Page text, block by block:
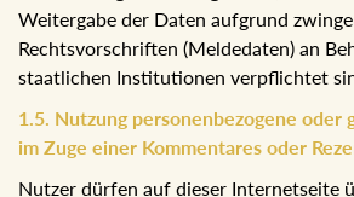
oder ein Abgleich erfolgt nicht, sofern
Weitergabe der Daten aufgrund
Rechtsvorschriften (Meldedaten) an
1.5. Nutzung personenbezogene